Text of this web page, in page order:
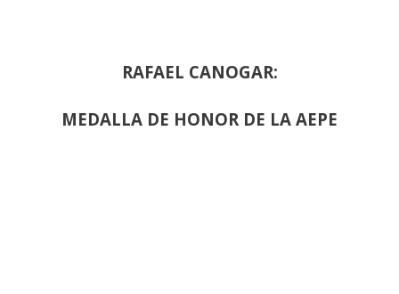
RAFAEL CANOGAR:
MEDALLA DE HONOR DE LA AEPE